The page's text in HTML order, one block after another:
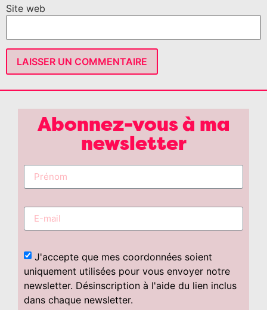
Site web
Abonnez-vous à ma
newsletter
J'accepte que mes coordonnées soient
uniquement utilisées pour vous envoyer notre
newsletter. Désinscription à l'aide du lien inclus
dans chaque newsletter.